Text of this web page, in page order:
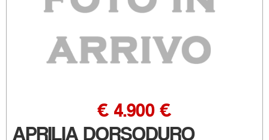
APRILIA DORSODURO
€ 4.900 €